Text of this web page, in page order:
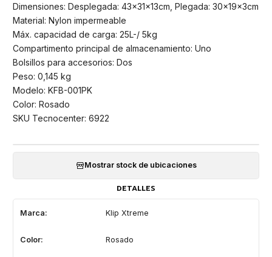
Dimensiones: Desplegada: 43x31x13cm, Plegada: 30x19x3cm
Material: Nylon impermeable
Máx. capacidad de carga: 25L-/ 5kg
Compartimento principal de almacenamiento: Uno
Bolsillos para accesorios: Dos
Peso: 0,145 kg
Modelo: KFB-001PK
Color: Rosado
SKU Tecnocenter: 6922
Mostrar stock de ubicaciones
DETALLES
Marca: Klip Xtreme
Color: Rosado